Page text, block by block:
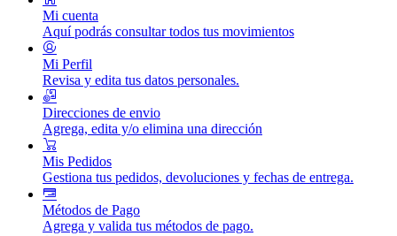
Mi cuenta
Aquí podrás consultar todos tus movimientos
Mi Perfil
Revisa y edita tus datos personales.
Direcciones de envio
Agrega, edita y/o elimina una dirección
Mis Pedidos
Gestiona tus pedidos, devoluciones y fechas de entrega.
Métodos de Pago
Agrega y valida tus métodos de pago.